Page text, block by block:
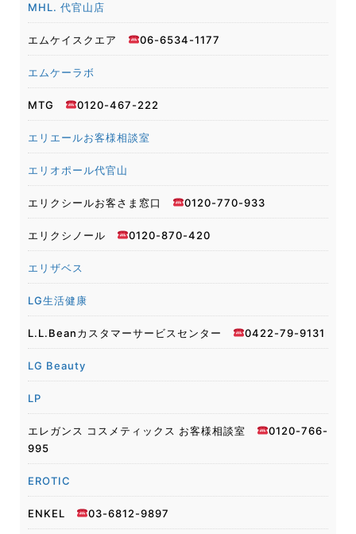
MHL. 代官山店
エムケイスクエア 06-6534-1177
エムケーラボ
MTG 0120-467-222
エリエールお客様相談室
エリオポール代官山
エリクシールお客さま窓口 0120-770-933
エリクシノール 0120-870-420
エリザベス
LG生活健康
L.L.Beanカスタマーサービスセンター 0422-79-9131
LG Beauty
LP
エレガンス コスメティックス お客様相談室
0120-766-
995
EROTIC
ENKEL 03-6812-9897